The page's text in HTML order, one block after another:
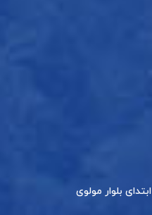
بلوار مولوی